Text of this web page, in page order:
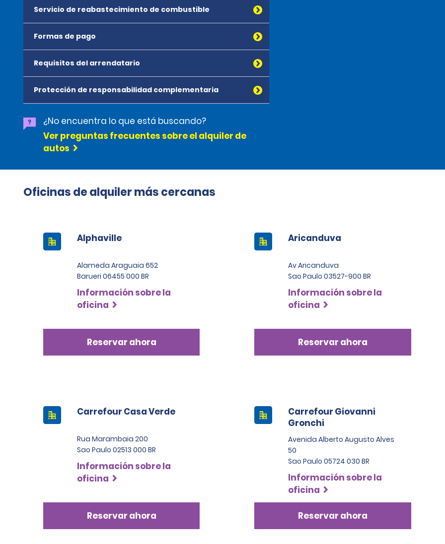
Servicio de reabastecimiento de combustible
Formas de pago
Requisitos del arrendatario
Protección de responsabilidad complementaria
¿No encuentra lo que está buscando?
Ver preguntas frecuentes sobre el alquiler de
autos
Oficinas de alquiler más cercanas
Alphaville
Alameda Araguaia 652
Barueri 06455 000 BR
Información sobre la
oficina
Reservar ahora
Aricanduva
Av Aricanduva
Sao Paulo 03527-900 BR
Información sobre la
oficina
Reservar ahora
Carrefour Casa Verde
Rua Marambaia 200
Sao Paulo 02513 000 BR
Información sobre la
oficina
Reservar ahora
Carrefour Giovanni
Gronchi
Avenida Alberto Augusto Alves
50
Sao Paulo 05724 030 BR
Información sobre la
oficina
Reservar ahora